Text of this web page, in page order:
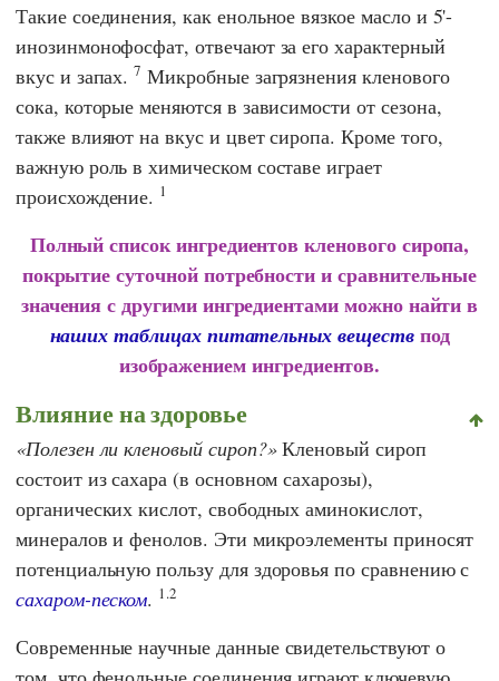
Такие соединения, как енольное вязкое масло и 5'-
инозинмонофосфат, отвечают за его характерный
вкус и запах.7 Микробные загрязнения кленового
сока, которые меняются в зависимости от сезона,
также влияют на вкус и цвет сиропа. Кроме того,
важную роль в химическом составе играет
происхождение. 1
Полный список ингредиентов кленового сиропа,
покрытие суточной потребности и сравнительные
значения с другими ингредиентами можно найти в
наших таблицах питательных веществпод
изображением ингредиентов.
Влияние на здоровье
Полезен ли кленовый сироп? Кленовый сироп
состоит из сахара (в основном сахарозы),
органических кислот, свободных аминокислот,
минералов и фенолов. Эти микроэлементы приносят
потенциальную пользу для здоровья по сравнению с
сахаром-песком. 1.2
Современные научные данные свидетельствуют о